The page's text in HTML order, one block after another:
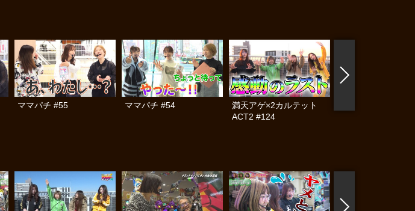
ママパチ #55 ママパチ #54
満天アゲ×2カルテット
ACT2 #124